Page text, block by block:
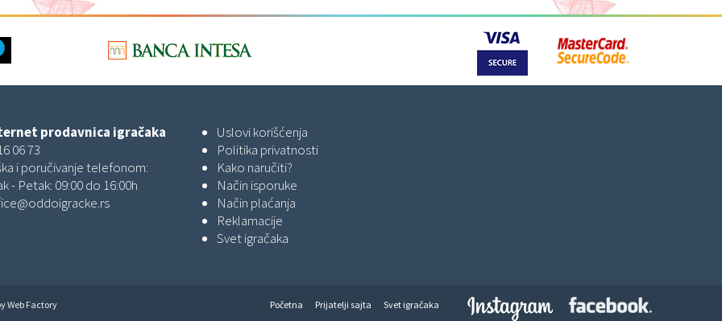
prodavnica igračaka
06 73
i poručivanje telefonom:
- Petak: 09:00 do 16:00h
Uslovi korišćenja
Politika privatnosti
Kako naručiti?
Način isporuke
Način plaćanja
Reklamacije
Svet igračaka
Web Factory Početna Prijatelji sajta Svet igračaka